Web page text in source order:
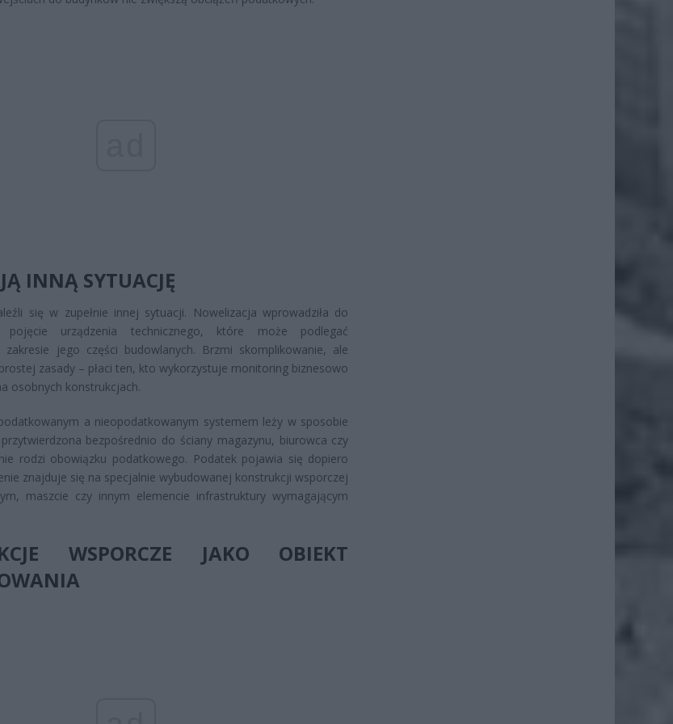
INNĄ SYTUACJĘ
się w zupełnie innej sytuacji. Nowelizacja wprowadziła do
pojęcie urządzenia technicznego, które może podlegać
jego części budowlanych. Brzmi skomplikowanie, ale
zasady – płaci ten, kto wykorzystuje monitoring biznesowo
osobnych konstrukcjach.
a nieopodatkowanym systemem leży w sposobie
bezpośrednio do ściany magazynu, biurowca czy
rodzi obowiązku podatkowego. Podatek pojawia się dopiero
znajduje się na specjalnie wybudowanej konstrukcji wsporczej
maszcie czy innym elemencie infrastruktury wymagającym
WSPORCZE JAKO OBIEKT